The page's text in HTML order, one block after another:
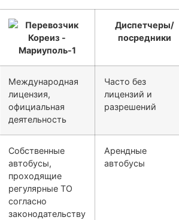
Диспетчеры/
посредники
Международная
лицензия,
официальная
деятельность
Часто без
лицензий и
разрешений
Собственные
автобусы,
проходящие
регулярные ТО
согласно
законодательству
Арендные
автобусы